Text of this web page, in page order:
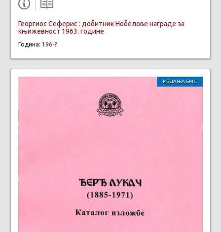
Георгиос Сеферис : добитник Нобелове награде за
књижевност 1963. године
Година: 196-?
ИЗДАЊА БМС